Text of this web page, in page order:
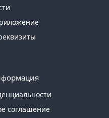
соглашение